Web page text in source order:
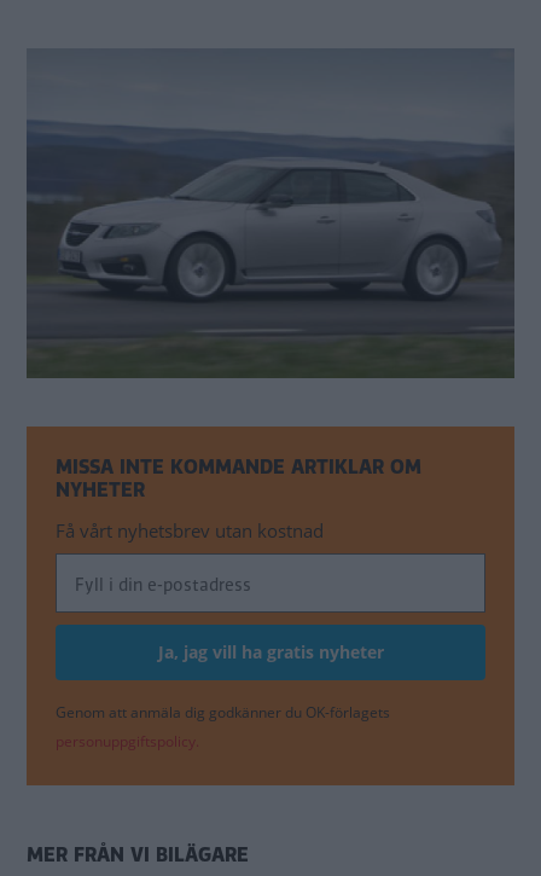
MISSA INTE KOMMANDE ARTIKLAR OM
NYHETER
Få vårt nyhetsbrev utan kostnad
Genom att anmäla dig godkänner du OK-förlagets
personuppgiftspolicy.
MER FRÅN VI BILÄGARE